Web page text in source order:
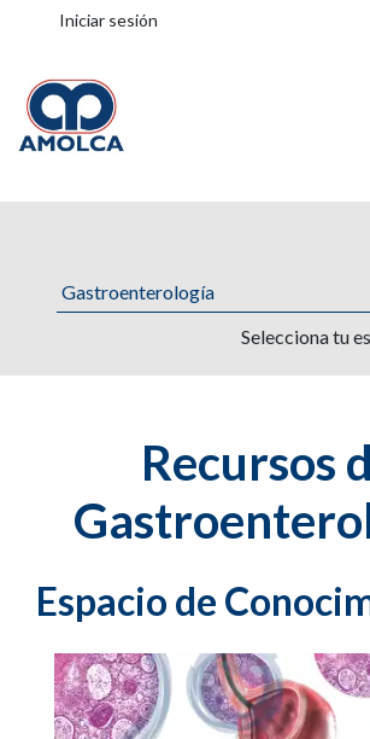
Iniciar sesión
Selecciona tu
Recursos
Espacio de